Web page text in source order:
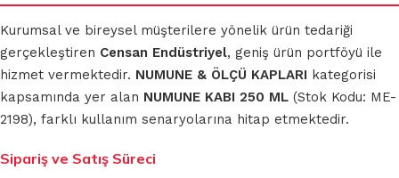
Kurumsal ve bireysel müşterilere yönelik ürün tedariği
gerçekleştiren Censan Endüstriyel, geniş ürün portföyü ile
hizmet vermektedir. NUMUNE & ÖLÇÜ KAPLARI kategorisi
kapsamında yer alan NUMUNE KABI 250 ML (Stok Kodu: ME-
2198), farklı kullanım senaryolarına hitap etmektedir.
Sipariş ve Satış Süreci